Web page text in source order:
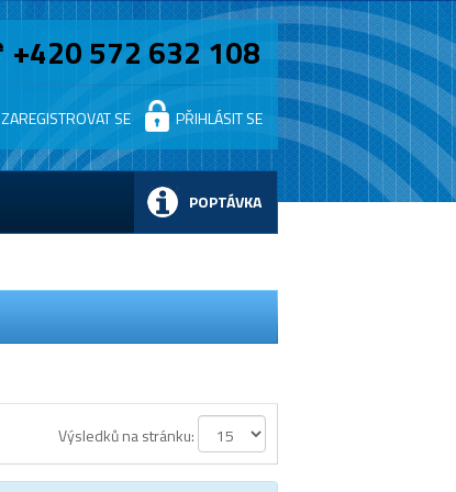
+420 572 632 108
ZAREGISTROVAT SE PŘIHLÁSIT SE
POPTÁVKA
Výsledků na stránku: